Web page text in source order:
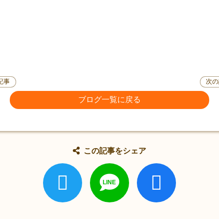
事
ブログ一覧に戻る
次
この記事をシェア